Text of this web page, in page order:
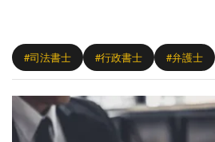
#司法書士 #行政書士 #弁護士